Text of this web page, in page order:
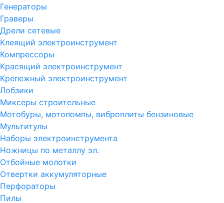
Генераторы
Граверы
Дрели сетевые
Клеящий электроинструмент
Компрессоры
Красящий электроинструмент
Крепежный электроинструмент
Лобзики
Миксеры строительные
Мотобуры, мотопомпы, виброплиты бензиновые
Мультитулы
Наборы электроинструмента
Ножницы по металлу эл.
Отбойные молотки
Отвертки аккумуляторные
Перфораторы
Пилы